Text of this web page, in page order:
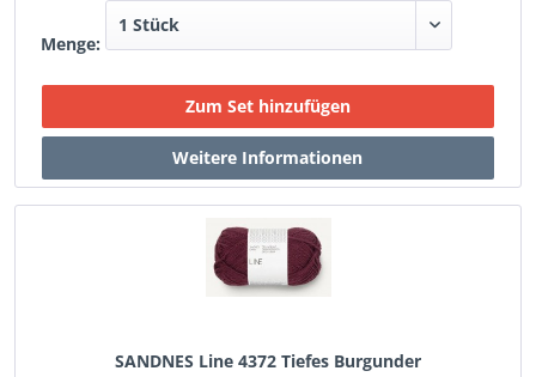
Menge:
SANDNES Line 4372 Tiefes Burgunder